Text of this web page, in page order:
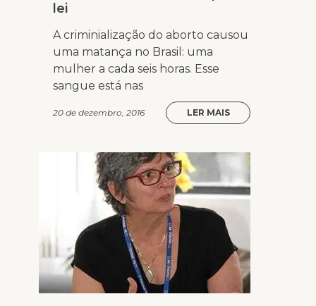
lei
A criminialização do aborto causou
uma matança no Brasil: uma
mulher a cada seis horas. Esse
sangue está nas
20 de dezembro, 2016 LER MAIS